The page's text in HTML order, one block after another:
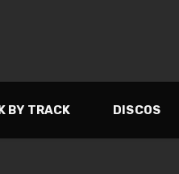
BY TRACK DISCOS